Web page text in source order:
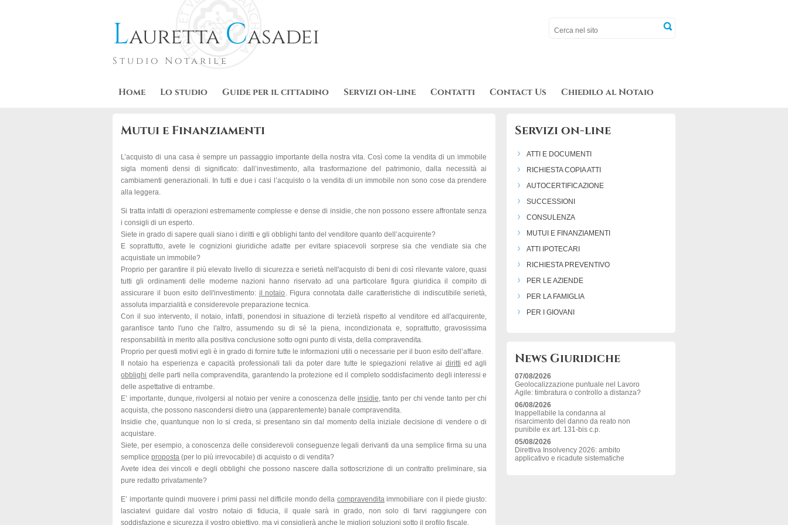
Lauretta Casadei
Studio Notarile
Home Lo studio Guide per il cittadino Servizi on-line Contatti Contact Us Chiedilo al Notaio
Mutui e Finanziamenti
L’acquisto di una casa è sempre un passaggio importante della nostra vita. Così come la vendita di un immobile
sigla momenti densi di significato: dall’investimento, alla trasformazione del patrimonio, dalla necessità ai
cambiamenti generazionali. In tutti e due i casi l’acquisto o la vendita di un immobile non sono cose da prendere
alla leggera.
Si tratta infatti di operazioni estremamente complesse e dense di insidie, che non possono essere affrontate senza
i consigli di un esperto.
Siete in grado di sapere quali siano i diritti e gli obblighi tanto del venditore quanto dell’acquirente?
E soprattutto, avete le cognizioni giuridiche adatte per evitare spiacevoli sorprese sia che vendiate sia che
acquistiate un immobile?
Proprio per garantire il più elevato livello di sicurezza e serietà nell'acquisto di beni di così rilevante valore, quasi
tutti gli ordinamenti delle moderne nazioni hanno riservato ad una particolare figura giuridica il compito di
assicurare il buon esito dell'investimento: il notaio . Figura connotata dalle caratteristiche di indiscutibile serietà,
assoluta imparzialità e considerevole preparazione tecnica.
Con il suo intervento, il notaio, infatti, ponendosi in situazione di terzietà rispetto al venditore ed all'acquirente,
garantisce tanto l'uno che l'altro, assumendo su di sé la piena, incondizionata e, soprattutto, gravosissima
responsabilità in merito alla positiva conclusione sotto ogni punto di vista, della compravendita.
Proprio per questi motivi egli è in grado di fornire tutte le informazioni utili o necessarie per il buon esito dell’affare.
Il notaio ha esperienza e capacità professionali tali da poter dare tutte le spiegazioni relative ai diritti ed agli
obblighi delle parti nella compravendita, garantendo la protezione ed il completo soddisfacimento degli interessi e
delle aspettative di entrambe.
E’ importante, dunque, rivolgersi al notaio per venire a conoscenza delle insidie, tanto per chi vende tanto per chi
acquista, che possono nascondersi dietro una (apparentemente) banale compravendita.
Insidie che, quantunque non lo si creda, si presentano sin dal momento della iniziale decisione di vendere o di
acquistare.
Siete, per esempio, a conoscenza delle considerevoli conseguenze legali derivanti da una semplice firma su una
sempliceproposta (per lo più irrevocabile) di acquisto o di vendita?
Avete idea dei vincoli e degli obblighi che possono nascere dalla sottoscrizione di un contratto preliminare, sia
pure redatto privatamente?
E’ importante quindi muovere i primi passi nel difficile mondo della compravenditaimmobiliare con il piede giusto:
lasciatevi guidare dal vostro notaio di fiducia, il quale sarà in grado, non solo di farvi raggiungere con
soddisfazione e sicurezza il vostro obiettivo, ma vi consiglierà anche le migliori soluzioni sotto ilprofilo fiscale.
Servizi on-line
ATTI E DOCUMENTI
RICHIESTA COPIA ATTI
AUTOCERTIFICAZIONE
SUCCESSIONI
CONSULENZA
MUTUI E FINANZIAMENTI
ATTI IPOTECARI
RICHIESTA PREVENTIVO
PER LE AZIENDE
PER LA FAMIGLIA
PER I GIOVANI
News Giuridiche
07/08/2026
Geolocalizzazione puntuale nel Lavoro
Agile: timbratura o controllo a distanza?
06/08/2026
Inappellabile la condanna al
risarcimento del danno da reato non
punibile ex art. 131-bis c.p.
05/08/2026
Direttiva Insolvency 2026: ambito
applicativo e ricadute sistematiche